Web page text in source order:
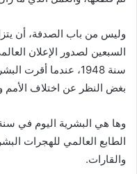
وليس من باب الصدفة، أن
السبعين لصدور الإعلان
سنة 1948، عندما
بغض النظر عن اختلاف الأمم
الطابع العالمي للهجرات
والقارات.